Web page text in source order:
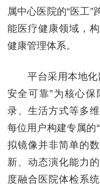
属中心医院的“医工
能医疗健康领域，
健康管理体系。
平台采用本地化
安全可靠”为核心
录、生活方式等多
每位用户构建专属的
拟镜像并非简单的
新、动态演化能力
度融合医院体检系